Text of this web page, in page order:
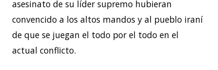
asesinato de su líder supremo hubieran
convencido a los altos mandos y al pueblo iraní
de que se juegan el todo por el todo en el
actual conflicto.